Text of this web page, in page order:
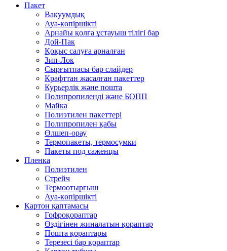
Пакет
Вакуумдық
Ауа-көпіршікті
Арнайы қолға ұстауыш тілігі бар
Дой-Пак
Қоқыс салуға арналған
Зип-Лок
Сырғытпасы бар слайдер
Крафттан жасалған пакеттер
Курьерлік және пошта
Полипропиленді және БОПП
Майка
Полиэтилен пакеттері
Полипропилен қабы
Өлшеп-орау
Термопакеты, термосумки
Пакеты под саженцы
Пленка
Полиэтилен
Стрейч
Термоотырғыш
Ауа-көпіршікті
Картон қаптамасы
Гофроқораптар
Өздігінен жиналатын қораптар
Пошта қораптары
Терезесі бар қораптар